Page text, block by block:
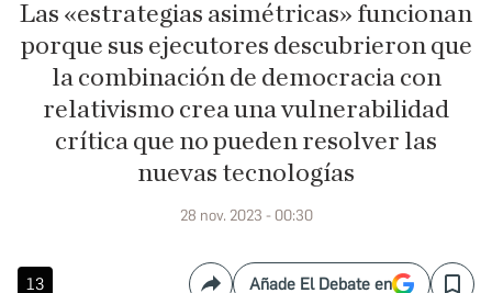
Las «estrategias asimétricas» funcionan
porque sus ejecutores descubrieron que
la combinación de democracia con
relativismo crea una vulnerabilidad
crítica que no pueden resolver las
nuevas tecnologías
28 nov. 2023 - 00:30
13 Añade El Debate en